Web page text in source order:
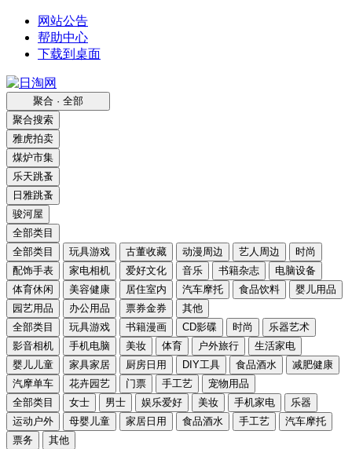
网站公告
帮助中心
下载到桌面
聚合 · 全部
聚合搜索
雅虎拍卖
煤炉市集
乐天跳蚤
日雅跳蚤
骏河屋
全部类目
全部类目
玩具游戏 古董收藏 动漫周边 艺人周边
时尚
配饰手表
家电相机 爱好文化 音乐 书籍杂志
电脑设备
体育休闲
美容健康 居住室内 汽车摩托 食品饮料
婴儿用品
园艺用品
办公用品 票券金券
其他
全部类目
玩具游戏 书籍漫画 CD影碟 时尚
乐器艺术
影音相机
手机电脑 美妆 体育 户外旅行
生活家电
婴儿儿童
家具家居 厨房日用 DIY工具 食品酒水
减肥健康
汽摩单车
花卉园艺 门票 手工艺
宠物用品
全部类目
女士 男士 娱乐爱好 美妆 手机家电
乐器
运动户外
母婴儿童 家居日用 食品酒水 手工艺
汽车摩托
票务
其他